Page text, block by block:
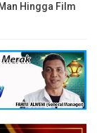
Hingga Film